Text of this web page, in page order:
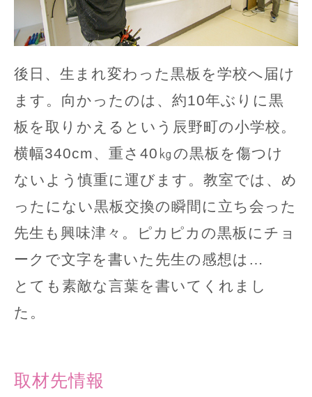
後日、生まれ変わった黒板を学校へ届け
ます。向かったのは、約10年ぶりに黒
板を取りかえるという辰野町の小学校。
横幅340cm、重さ40㎏の黒板を傷つけ
ないよう慎重に運びます。教室では、め
ったにない黒板交換の瞬間に立ち会った
先生も興味津々。ピカピカの黒板にチョ
ークで文字を書いた先生の感想は…
とても素敵な言葉を書いてくれまし
た。
取材先情報